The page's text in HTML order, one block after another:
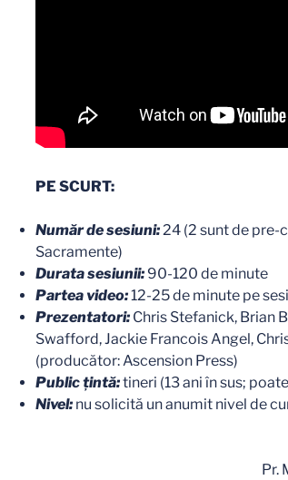
PE SCURT:
Număr de sesiuni:24 (2 sunt de pre-
Sacramente)
Durata sesiunii: 90-120 de minute
Partea video:12-25 de minute pe
Prezentatori: Chris Stefanick, Brian
Swafford, Jackie Francois Angel,
(producător: Ascension Press)
Public țintă:tineri (13 ani în sus;
Nivel: nu solicită un anumit nivel de
Pr.